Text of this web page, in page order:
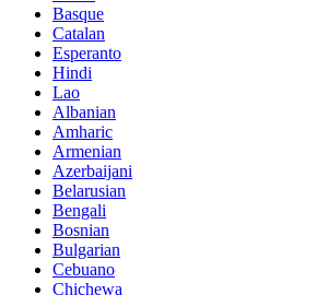
Basque
Catalan
Esperanto
Hindi
Lao
Albanian
Amharic
Armenian
Azerbaijani
Belarusian
Bengali
Bosnian
Bulgarian
Cebuano
Chichewa